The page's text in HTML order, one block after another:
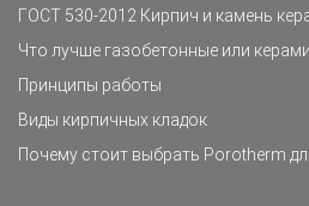
ГОСТ 530-2012 Кирпич и камень
Что лучше газобетонные или
Принципы работы
Виды кирпичных кладок
Почему стоит выбрать Porotherm